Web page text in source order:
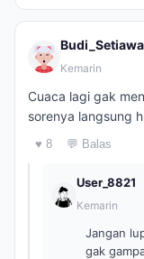
Kemarin
Cuaca lagi gak
sorenya langsung
♥ 8 💬 Balas
User_8821
Kemarin
Jangan
gak